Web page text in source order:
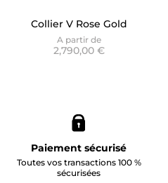
Collier V Rose Gold
Dancing Stone -
Graphique Diane
A partir de
2,790,00 €
Paiement sécurisé
Toutes vos transactions 100 %
sécurisées